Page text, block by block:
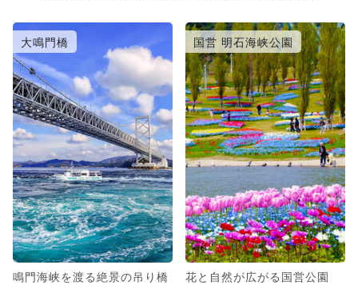
大鳴門橋
鳴門海峡を渡る絶景の吊り橋
国営 明石海峡公園
花と自然が広がる国営公園